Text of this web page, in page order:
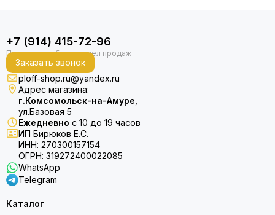
+7 (914) 415-72-96
Заказать звонок
ploff-shop.ru@yandex.ru
Адрес магазина:
г.Комсомольск-на-Амуре
ул.Базовая 5
Ежедневно с 10 до 19 часов
ИП Бирюков Е.С.
ИНН: 270300157154
ОГРН: 319272400022085
WhatsApp
Telegram
Каталог